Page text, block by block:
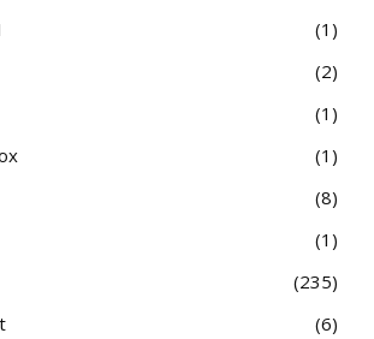
1
2
1
1
8
1
235
6